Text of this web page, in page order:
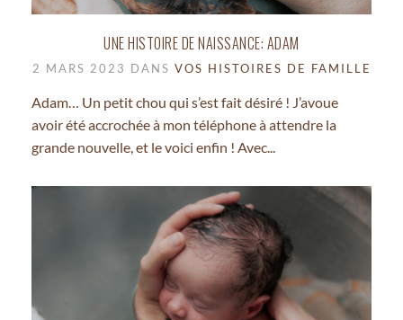
UNE HISTOIRE DE NAISSANCE: ADAM
2 MARS 2023 DANS VOS HISTOIRES DE FAMILLE
Adam… Un petit chou qui s’est fait désiré ! J’avoue
avoir été accrochée à mon téléphone à attendre la
grande nouvelle, et le voici enfin ! Avec...